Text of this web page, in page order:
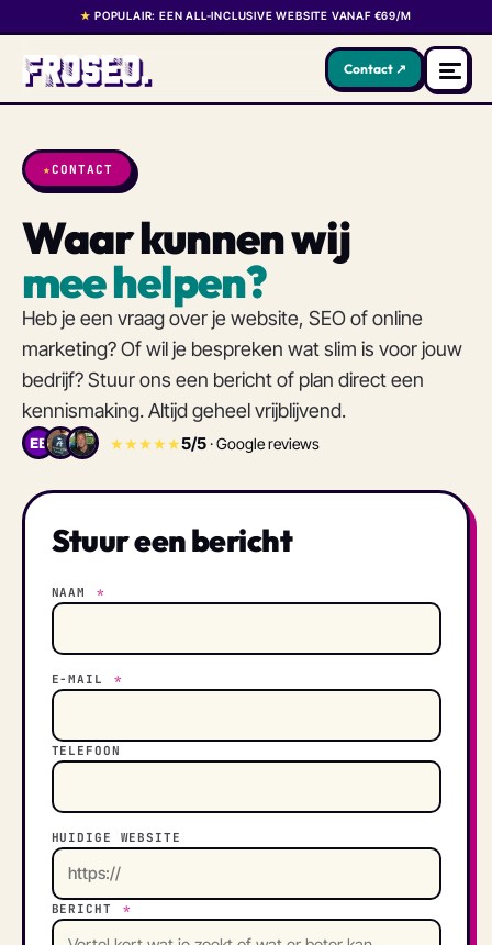
★ POPULAIR: EEN ALL-INCLUSIVE WEBSITE VANAF €69/M
Contact ↗
★CONTACT
Waar kunnen wij
mee helpen?
Heb je een vraag over je website, SEO of online
marketing? Of wil je bespreken wat slim is voor jouw
bedrijf? Stuur ons een bericht of plan direct een
kennismaking. Altijd geheel vrijblijvend.
EB ★★★★★5/5· Google reviews
Stuur een bericht
NAAM *
E-MAIL *
TELEFOON
HUIDIGE WEBSITE
BERICHT *